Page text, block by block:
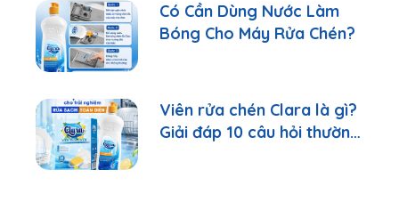
Có Cần Dùng Nước Làm
Bóng Cho Máy Rửa Chén?
Viên rửa chén Clara là gì?
Giải đáp 10 câu hỏi thường